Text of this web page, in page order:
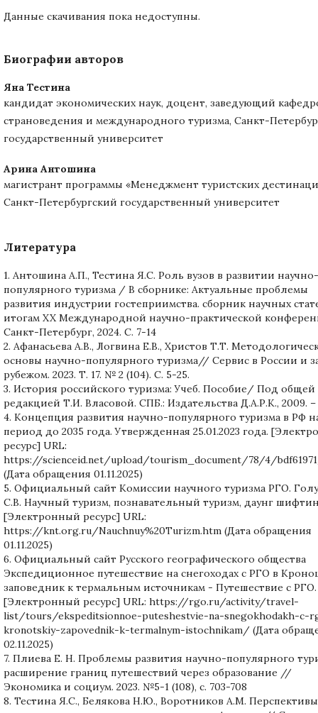
Данные скачивания пока недоступны.
Биографии авторов
Яна Тестина
кандидат экономических наук, доцент, заведующий
страноведения и международного туризма, Санкт-
государственный университет
Арина Антошина
магистрант программы «Менеджмент туристских
Санкт-Петербургский государственный университет
Литература
1. Антошина А.П., Тестина Я.С. Роль вузов в развитии научно-
популярного туризма / В сборнике: Актуальные проблемы
развития индустрии гостеприимства. сборник научных
итогам XX Международной научно-практической
Санкт-Петербург, 2024. С. 7-14
2. Афанасьева А.В., Логвина Е.В., Христов Т.Т.
основы научно-популярного туризма// Сервис в России и
рубежом. 2023. Т. 17. № 2 (104). С. 5-25.
3. История российского туризма: Учеб. Пособие/ Под общей
редакцией Т.И. Власовой. СПБ.: Издательства Д.А.Р.К., 2009. –
4. Концепция развития научно-популярного туризма в РФ
период до 2035 года. Утвержденная 25.01.2023 года.
ресурс] URL:
https://scienceid.net/upload/tourism_document/78/4/
(Дата обращения 01.11.2025)
5. Официальный сайт Комиссии научного туризма РГО.
С.В. Научный туризм, познавательный туризм, даунг
[Электронный ресурс] URL:
https://knt.org.ru/Nauchnuy%20Turizm.htm (Дата обращения
01.11.2025)
6. Официальный сайт Русского географического общества
Экспедиционное путешествие на снегоходах c РГО в
заповедник к термальным источникам - Путешествие с РГО.
[Электронный ресурс] URL: https://rgo.ru/activity/travel-
list/tours/ekspeditsionnoe-puteshestvie-na-snegokhodakh-c-
kronotskiy-zapovednik-k-termalnym-istochnikam/ (Дата
02.11.2025)
7. Плиева Е. Н. Проблемы развития научно-популярного
расширение границ путешествий через образование //
Экономика и социум. 2023. №5-1 (108), с. 703-708
8. Тестина Я.С., Белякова Н.Ю., Воротников А.М. Перспективы